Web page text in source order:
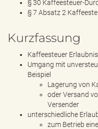
§ 30 Kaffeesteuer-
§ 7 Absatz 2
Kurzfassung
Kaffeesteuer
Umgang mit
Beispiel
Lagerung von
oder Versand
Versender
unterschiedliche
zum Betrieb